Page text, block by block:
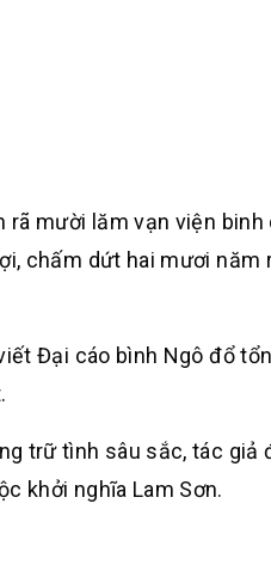
mười lăm vạn viện
chấm dứt hai mươi
Đại cáo bình Ngô đổ
trữ tình sâu sắc, tác giả
khởi nghĩa Lam Sơn.